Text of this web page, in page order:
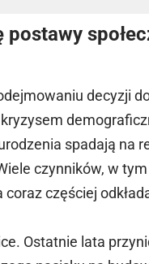
decyzji
spadają na
czynników, w
częściej
Ostatnie lata